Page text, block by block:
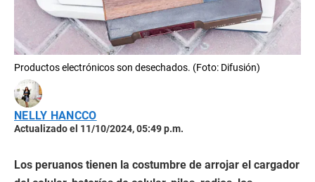
Productos electrónicos son desechados. (Foto: Difusión)
NELLY HANCCO
Actualizado el 11/10/2024, 05:49 p.m.
Los peruanos tienen la costumbre de arrojar el cargador